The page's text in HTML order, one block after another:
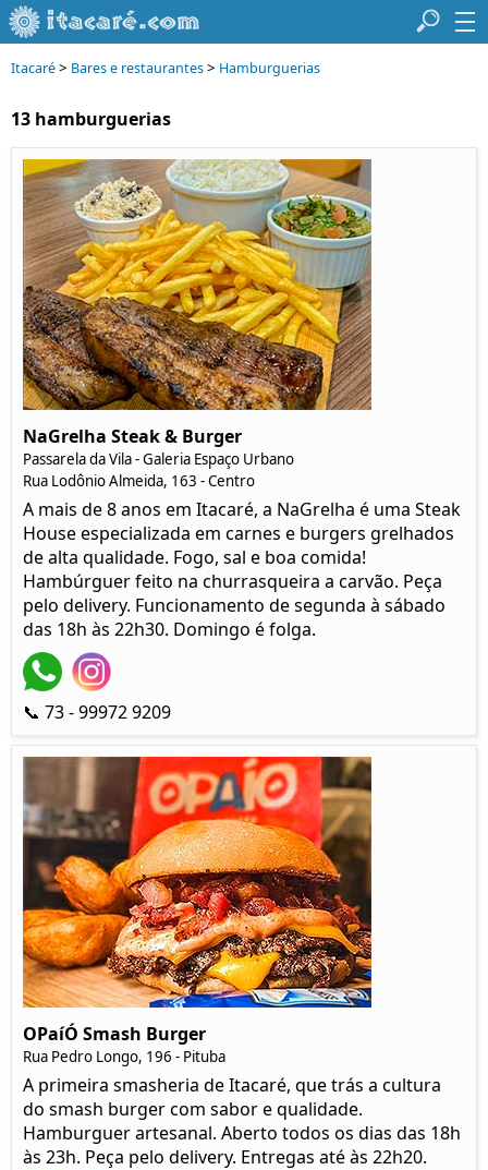
Itacaré> Bares e restaurantes> Hamburguerias
13 hamburguerias
NaGrelha Steak & Burger
Passarela da Vila - Galeria Espaço Urbano
Rua Lodônio Almeida, 163 - Centro
A mais de 8 anos em Itacaré, a NaGrelha é uma Steak
House especializada em carnes e burgers grelhados
de alta qualidade. Fogo, sal e boa comida!
Hambúrguer feito na churrasqueira a carvão. Peça
pelo delivery. Funcionamento de segunda à sábado
das 18h às 22h30. Domingo é folga.
📞 73 - 99972 9209
OPaíÓ Smash Burger
Rua Pedro Longo, 196 - Pituba
A primeira smasheria de Itacaré, que trás a cultura
do smash burger com sabor e qualidade.
Hamburguer artesanal. Aberto todos os dias das 18h
às 23h. Peça pelo delivery. Entregas até às 22h20.